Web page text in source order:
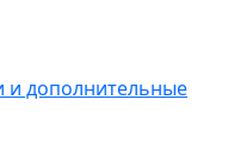
и дополнительные